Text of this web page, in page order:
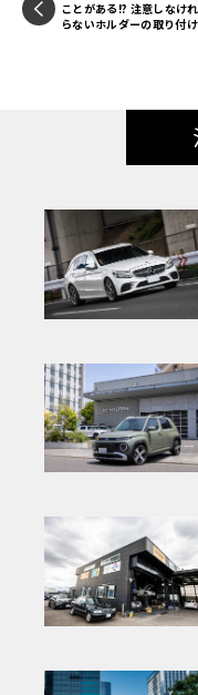
ことがある!? 注意しなけ
らないホルダーの取り付